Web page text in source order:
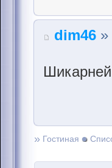
dim46 »
» Гостиная